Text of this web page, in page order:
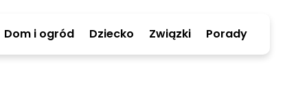
Dom i ogród Dziecko Związki Porady